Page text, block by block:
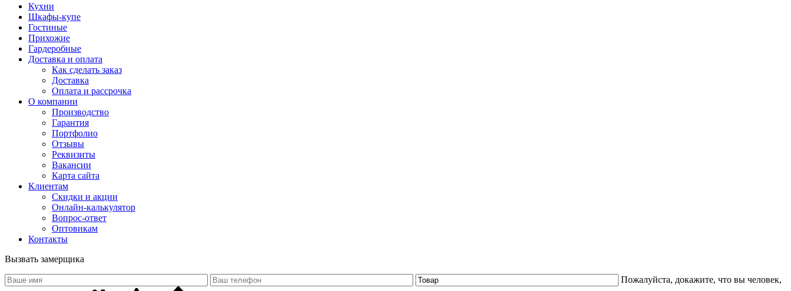
Кухни
Шкафы-купе
Гостиные
Прихожие
Гардеробные
Доставка и оплата
Как сделать заказ
Доставка
Оплата и рассрочка
О компании
Производство
Гарантия
Портфолио
Отзывы
Реквизиты
Вакансии
Карта сайта
Клиентам
Скидки и акции
Онлайн-калькулятор
Вопрос-ответ
Оптовикам
Контакты
Вызвать замерщика
Пожалуйста, докажите, что вы человек,